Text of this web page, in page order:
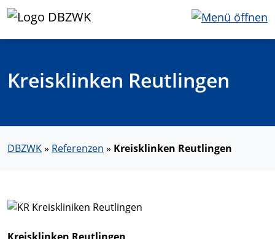
Kreisklinken Reutlingen
DBZWK» Referenzen » Kreisklinken Reutlingen